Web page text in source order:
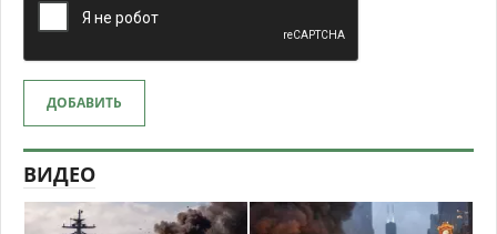
ДОБАВИТЬ
ВИДЕО